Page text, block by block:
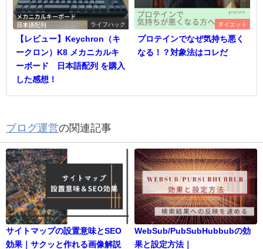
ライフハック
【レビュー】Keychron（キ
ークロン）K8 メカニカルキ
ーボード 日本語配列 を購入
した感想！
ダイエット
プロテインでなぜ気持ち悪く
なる！？対象法はコレだ
ブログ運営の関連記事
サイトマップの設置意味とSEO
効果｜サクッと作れる画像解説
WebSub/PubSubHubbubの効
果と設定方法｜